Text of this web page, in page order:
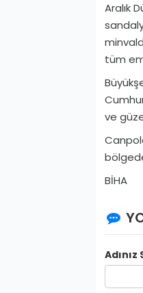
Aralık
tüm
ve
BİHA
Adınız